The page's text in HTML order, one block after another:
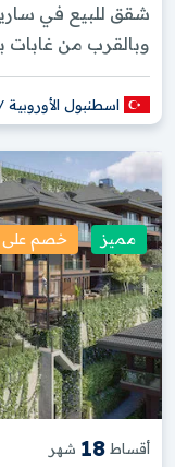
شقق للبيع في
وبالقرب من غابات
اسطنبول الأوروبية
مميز خصم على
أقساط 18 شهر